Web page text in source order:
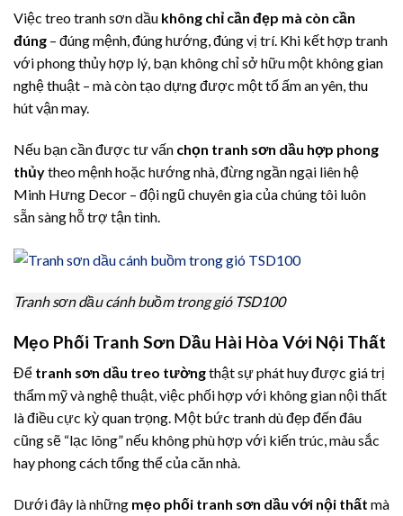
Việc treo tranh sơn dầu không chỉ cần đẹp mà còn cần
đúng – đúng mệnh, đúng hướng, đúng vị trí. Khi kết hợp tranh
với phong thủy hợp lý, bạn không chỉ sở hữu một không gian
nghệ thuật – mà còn tạo dựng được một tổ ấm an yên, thu
hút vận may.
Nếu bạn cần được tư vấn chọn tranh sơn dầu hợp phong
thủytheo mệnh hoặc hướng nhà, đừng ngần ngại liên hệ
Minh Hưng Decor – đội ngũ chuyên gia của chúng tôi luôn
sẵn sàng hỗ trợ tận tình.
Tranh sơn dầu cánh buồm trong gió TSD100
Mẹo Phối Tranh Sơn Dầu Hài Hòa Với Nội Thất
Để tranh sơn dầu treo tườngthật sự phát huy được giá trị
thẩm mỹ và nghệ thuật, việc phối hợp với không gian nội thất
là điều cực kỳ quan trọng. Một bức tranh dù đẹp đến đâu
cũng sẽ “lạc lõng” nếu không phù hợp với kiến trúc, màu sắc
hay phong cách tổng thể của căn nhà.
Dưới đây là những mẹo phối tranh sơn dầu với nội thất mà